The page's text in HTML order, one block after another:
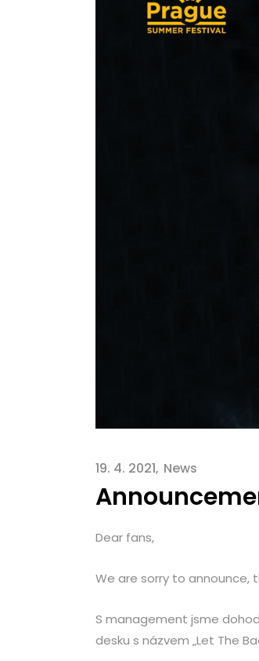
19. 4. 2021 News
Dear fans,
We are sorry to
S management jsme
desku s názvem „Let The